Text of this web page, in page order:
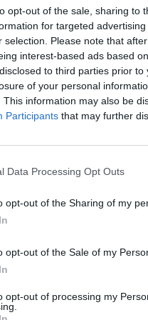
opt-out of the sale, sharing to
for targeted
selection. Please note that
interest-based ads based
to third parties prior
of your personal
This information may also be
Participants that may further
Data Processing Opt Outs
opt-out of the Sharing of my
opt-out of the Sale of my
opt-out of processing my
encasillarse en un
y no en la
contemplar una
vaya más allá de la
Va a ser un
renunciar a esos
entregando, me gana
fuente preferida de
de actualidad.